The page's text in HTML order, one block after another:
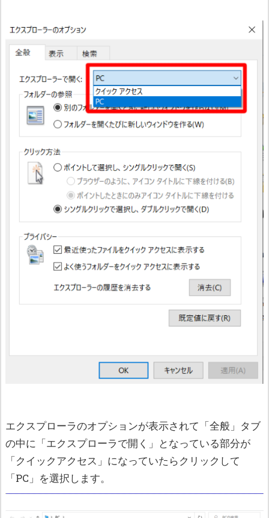
エクスプローラのオプションが表示されて「全般」タブ
の中に「エクスプローラで開く」となっている部分が
「クイックアクセス」になっていたらクリックして
「PC」を選択します。